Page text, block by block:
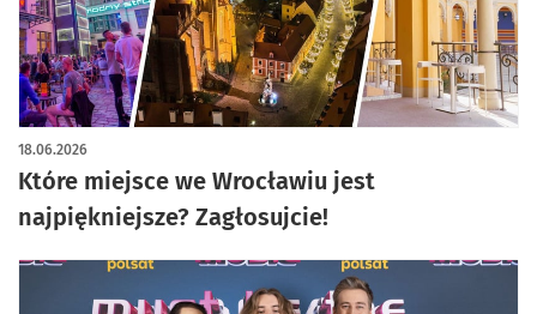
Które miejsce we Wrocławiu jest
najpiękniejsze? Zagłosujcie!
18.06.2026